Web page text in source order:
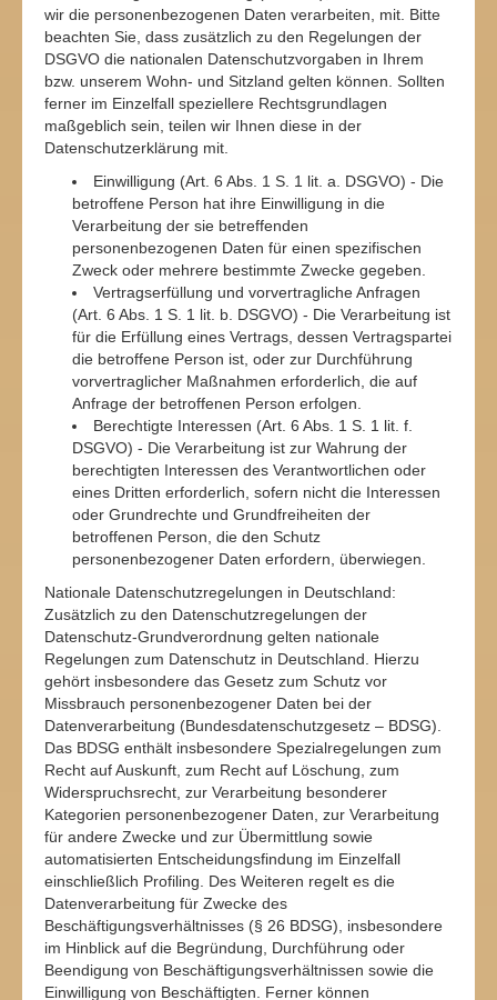
wir die personenbezogenen Daten verarbeiten, mit. Bitte
beachten Sie, dass zusätzlich zu den Regelungen der
DSGVO die nationalen Datenschutzvorgaben in Ihrem
bzw. unserem Wohn- und Sitzland gelten können. Sollten
ferner im Einzelfall speziellere Rechtsgrundlagen
maßgeblich sein, teilen wir Ihnen diese in der
Datenschutzerklärung mit.
Einwilligung (Art. 6 Abs. 1 S. 1 lit. a. DSGVO) - Die
betroffene Person hat ihre Einwilligung in die
Verarbeitung der sie betreffenden
personenbezogenen Daten für einen spezifischen
Zweck oder mehrere bestimmte Zwecke gegeben.
Vertragserfüllung und vorvertragliche Anfragen
(Art. 6 Abs. 1 S. 1 lit. b. DSGVO) - Die Verarbeitung ist
für die Erfüllung eines Vertrags, dessen Vertragspartei
die betroffene Person ist, oder zur Durchführung
vorvertraglicher Maßnahmen erforderlich, die auf
Anfrage der betroffenen Person erfolgen.
Berechtigte Interessen (Art. 6 Abs. 1 S. 1 lit. f.
DSGVO) - Die Verarbeitung ist zur Wahrung der
berechtigten Interessen des Verantwortlichen oder
eines Dritten erforderlich, sofern nicht die Interessen
oder Grundrechte und Grundfreiheiten der
betroffenen Person, die den Schutz
personenbezogener Daten erfordern, überwiegen.
Nationale Datenschutzregelungen in Deutschland:
Zusätzlich zu den Datenschutzregelungen der
Datenschutz-Grundverordnung gelten nationale
Regelungen zum Datenschutz in Deutschland. Hierzu
gehört insbesondere das Gesetz zum Schutz vor
Missbrauch personenbezogener Daten bei der
Datenverarbeitung (Bundesdatenschutzgesetz – BDSG).
Das BDSG enthält insbesondere Spezialregelungen zum
Recht auf Auskunft, zum Recht auf Löschung, zum
Widerspruchsrecht, zur Verarbeitung besonderer
Kategorien personenbezogener Daten, zur Verarbeitung
für andere Zwecke und zur Übermittlung sowie
automatisierten Entscheidungsfindung im Einzelfall
einschließlich Profiling. Des Weiteren regelt es die
Datenverarbeitung für Zwecke des
Beschäftigungsverhältnisses (§ 26 BDSG), insbesondere
im Hinblick auf die Begründung, Durchführung oder
Beendigung von Beschäftigungsverhältnissen sowie die
Einwilligung von Beschäftigten. Ferner können